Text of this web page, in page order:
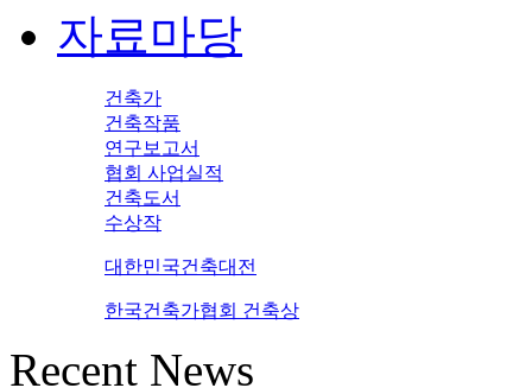
자료마당
건축가
건축작품
연구보고서
협회 사업실적
건축도서
수상작
대한민국건축대전
한국건축가협회 건축상
Recent News